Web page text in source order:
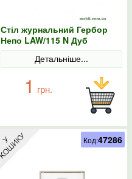
Стіл журнальний Гербор
Непо LAW/115 N Дуб
сонома/Німфея альба
Детальніше...
1 грн.
Код:47286